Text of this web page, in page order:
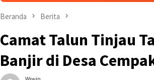
Beranda Berita
Camat Talun Tinjau
Banjir di Desa